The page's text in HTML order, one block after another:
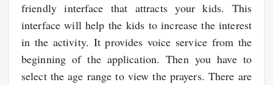
friendly interface that attracts your kids. This
interface will help the kids to increase the interest
in the activity. It provides voice service from the
beginning of the application. Then you have to
select the age range to view the prayers. There are